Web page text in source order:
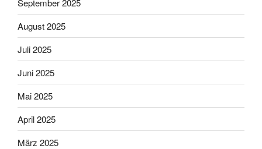
September 2025
August 2025
Juli 2025
Juni 2025
Mai 2025
April 2025
März 2025